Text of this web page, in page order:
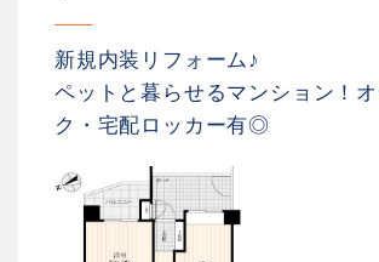
新規内装リフォーム♪
ペットと暮らせるマンション！
ク・宅配ロッカー有◎